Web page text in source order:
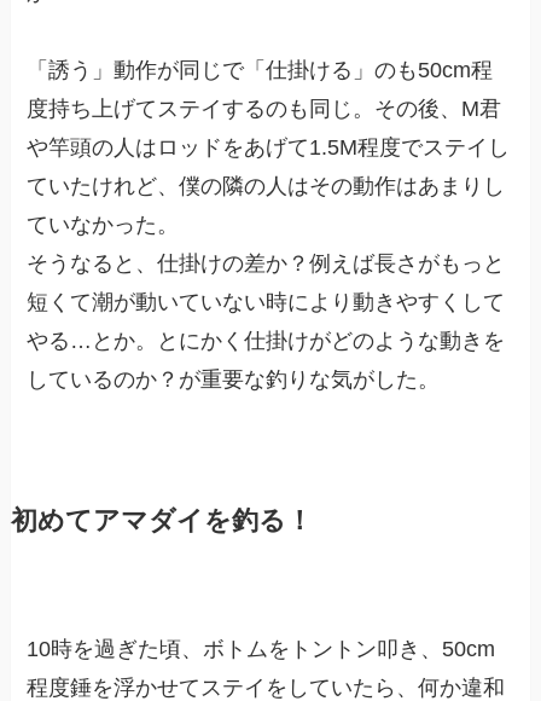
「誘う」動作が同じで「仕掛ける」のも50cm程
度持ち上げてステイするのも同じ。その後、M君
や竿頭の人はロッドをあげて1.5M程度でステイし
ていたけれど、僕の隣の人はその動作はあまりし
ていなかった。
そうなると、仕掛けの差か？例えば長さがもっと
短くて潮が動いていない時により動きやすくして
やる…とか。とにかく仕掛けがどのような動きを
しているのか？が重要な釣りな気がした。
初めてアマダイを釣る！
10時を過ぎた頃、ボトムをトントン叩き、50cm
程度錘を浮かせてステイをしていたら、何か違和